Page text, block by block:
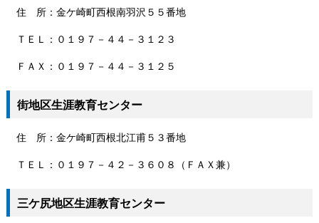
住 所：金ケ崎町西根南羽沢５５番地
ＴＥＬ：０１９７－４４－３１２３
ＦＡＸ：０１９７－４４－３１２５
街地区生涯教育センター
住 所：金ケ崎町西根北江甫５３番地
ＴＥＬ：０１９７－４２－３６０８（ＦＡＸ兼）
三ケ尻地区生涯教育センター